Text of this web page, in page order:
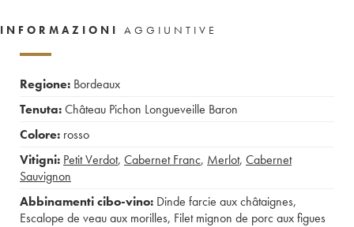
INFORMAZIONI AGGIUNTIVE
Regione: Bordeaux
Tenuta:Château Pichon Longueveille Baron
Colore: rosso
Vitigni: Petit Verdot, Cabernet Franc, Merlot, Cabernet
Sauvignon
Abbinamenti cibo-vino: Dinde farcie aux châtaignes,
Escalope de veau aux morilles, Filet mignon de porc aux figues